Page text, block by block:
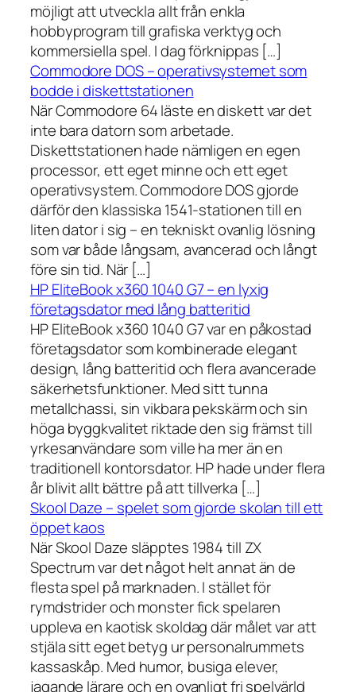
möjligt att utveckla allt från enkla
hobbyprogram till grafiska verktyg och
kommersiella spel. I dag förknippas […]
Commodore DOS – operativsystemet som
bodde i diskettstationen
När Commodore 64 läste en diskett var det
inte bara datorn som arbetade.
Diskettstationen hade nämligen en egen
processor, ett eget minne och ett eget
operativsystem. Commodore DOS gjorde
därför den klassiska 1541-stationen till en
liten dator i sig – en tekniskt ovanlig lösning
som var både långsam, avancerad och långt
före sin tid. När […]
HP EliteBook x360 1040 G7 – en lyxig
företagsdator med lång batteritid
HP EliteBook x360 1040 G7 var en påkostad
företagsdator som kombinerade elegant
design, lång batteritid och flera avancerade
säkerhetsfunktioner. Med sitt tunna
metallchassi, sin vikbara pekskärm och sin
höga byggkvalitet riktade den sig främst till
yrkesanvändare som ville ha mer än en
traditionell kontorsdator. HP hade under flera
år blivit allt bättre på att tillverka […]
Skool Daze – spelet som gjorde skolan till ett
öppet kaos
När Skool Daze släpptes 1984 till ZX
Spectrum var det något helt annat än de
flesta spel på marknaden. I stället för
rymdstrider och monster fick spelaren
uppleva en kaotisk skoldag där målet var att
stjäla sitt eget betyg ur personalrummets
kassaskåp. Med humor, busiga elever,
jagande lärare och en ovanligt fri spelvärld